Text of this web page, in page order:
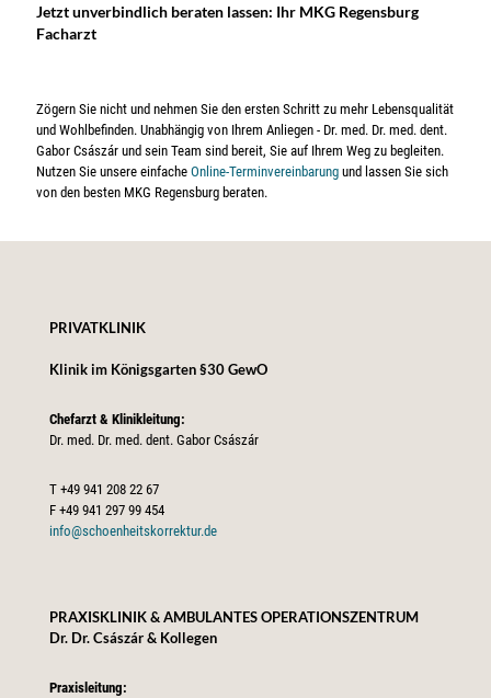
Jetzt unverbindlich beraten lassen: Ihr MKG Regensburg
Facharzt
Zögern Sie nicht und nehmen Sie den ersten Schritt zu mehr Lebensqualität
und Wohlbefinden. Unabhängig von Ihrem Anliegen - Dr. med. Dr. med. dent.
Gabor Császár und sein Team sind bereit, Sie auf Ihrem Weg zu begleiten.
Nutzen Sie unsere einfache Online-Terminvereinbarung und lassen Sie sich
von den besten MKG Regensburg beraten.
PRIVATKLINIK
Klinik im Königsgarten §30 GewO
Chefarzt & Klinikleitung:
Dr. med. Dr. med. dent. Gabor Császár
T +49 941 208 22 67
F +49 941 297 99 454
info@schoenheitskorrektur.de
PRAXISKLINIK & AMBULANTES OPERATIONSZENTRUM
Dr. Dr. Császár & Kollegen
Praxisleitung: